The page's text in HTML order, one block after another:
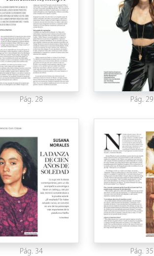
Pág. 28 Pág. 29
Pág. 34 Pág. 35